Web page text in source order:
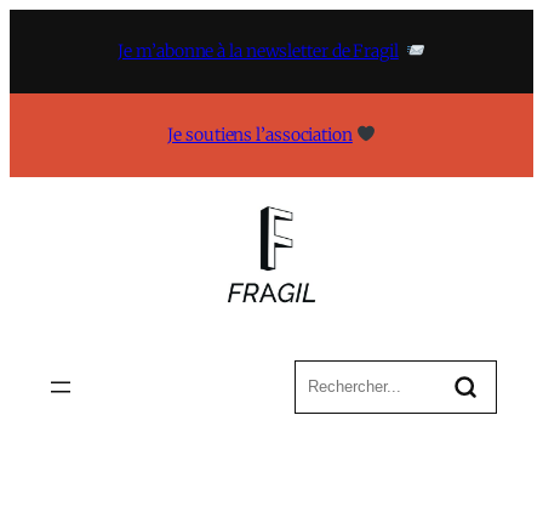
Je m’abonne à la newsletter de Fragil
Je soutiens l’association